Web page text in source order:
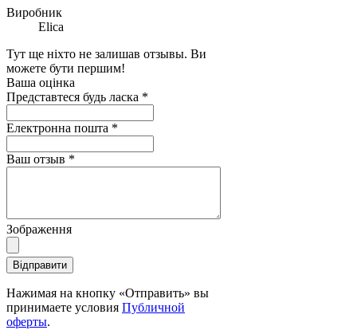
Виробник
Elica
Тут ще ніхто не залишав отзывы. Ви
можете бути першим!
Ваша оцінка
Представтеся будь ласка *
Електронна пошта *
Ваш отзыв *
Зображення
Відправити
Нажимая на кнопку «Отправить» вы
принимаете условия Публичной
оферты.